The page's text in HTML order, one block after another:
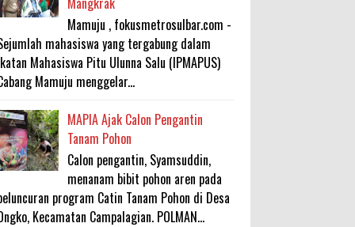
Mamuju , fokusmetrosulbar.com -
mahasiswa yang tergabung dalam
Mahasiswa Pitu Ulunna Salu (IPMAPUS)
Mamuju menggelar...
MAPIA Ajak Calon Pengantin
Tanam Pohon
Calon pengantin, Syamsuddin,
menanam bibit pohon aren pada
program Catin Tanam Pohon di Desa
Kecamatan Campalagian. POLMAN...